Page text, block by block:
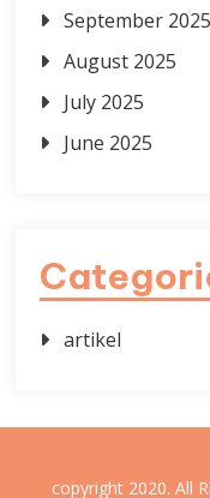
September 2025
August 2025
July 2025
June 2025
artikel
copyright 2020. All